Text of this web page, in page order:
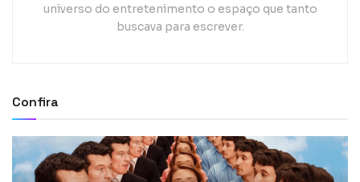
universo do entretenimento o espaço que tanto
buscava para escrever.
Confira